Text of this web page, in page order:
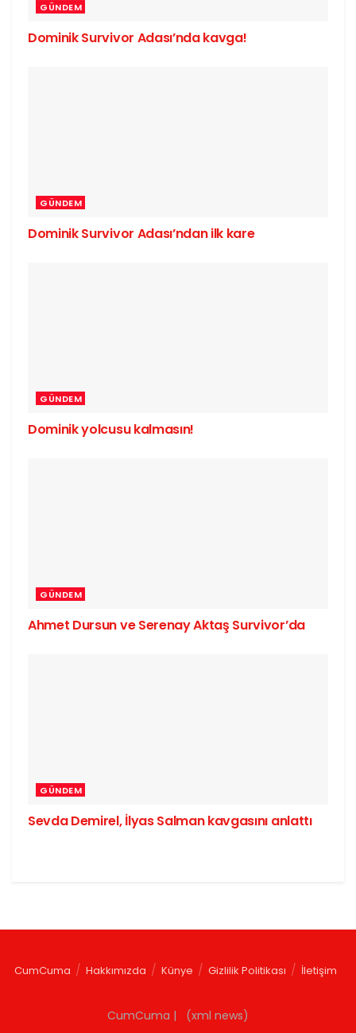
GÜNDEM
Dominik Survivor Adası’nda kavga!
GÜNDEM
Dominik Survivor Adası’ndan ilk kare
GÜNDEM
Dominik yolcusu kalmasın!
GÜNDEM
Ahmet Dursun ve Serenay Aktaş Survivor’da
GÜNDEM
Sevda Demirel, İlyas Salman kavgasını anlattı
CumCuma Hakkımızda Künye Gizlilik Politikası İletişim
CumCuma | (xml news)